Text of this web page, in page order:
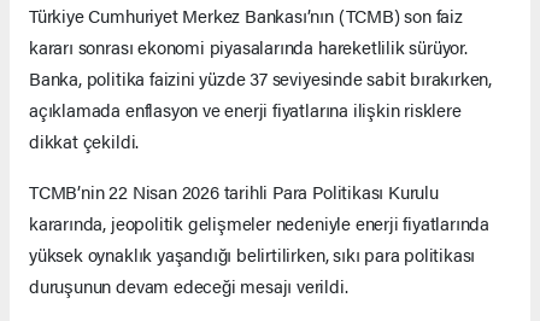
Türkiye Cumhuriyet Merkez Bankası’nın (TCMB) son faiz
kararı sonrası ekonomi piyasalarında hareketlilik sürüyor.
Banka, politika faizini yüzde 37 seviyesinde sabit bırakırken,
açıklamada enflasyon ve enerji fiyatlarına ilişkin risklere
dikkat çekildi.
TCMB’nin 22 Nisan 2026 tarihli Para Politikası Kurulu
kararında, jeopolitik gelişmeler nedeniyle enerji fiyatlarında
yüksek oynaklık yaşandığı belirtilirken, sıkı para politikası
duruşunun devam edeceği mesajı verildi.